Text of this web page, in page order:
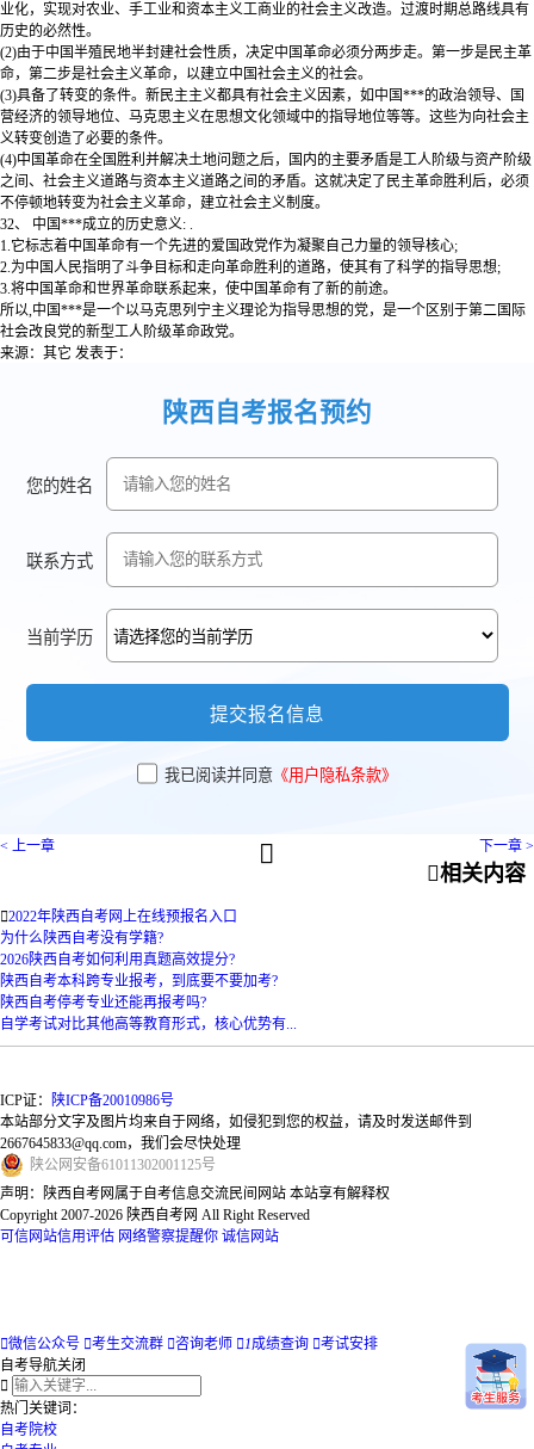
业化，实现对农业、手工业和资本主义工商业的社会主义改造。过渡时期总路线具有
历史的必然性。
(2)由于中国半殖民地半封建社会性质，决定中国革命必须分两步走。第一步是民主革
命，第二步是社会主义革命，以建立中国社会主义的社会。
(3)具备了转变的条件。新民主主义都具有社会主义因素，如中国***的政治领导、国
营经济的领导地位、马克思主义在思想文化领域中的指导地位等等。这些为向社会主
义转变创造了必要的条件。
(4)中国革命在全国胜利并解决土地问题之后，国内的主要矛盾是工人阶级与资产阶级
之间、社会主义道路与资本主义道路之间的矛盾。这就决定了民主革命胜利后，必须
不停顿地转变为社会主义革命，建立社会主义制度。
32、 中国***成立的历史意义: .
1.它标志着中国革命有一个先进的爱国政党作为凝聚自己力量的领导核心;
2.为中国人民指明了斗争目标和走向革命胜利的道路，使其有了科学的指导思想;
3.将中国革命和世界革命联系起来，使中国革命有了新的前途。
所以,中国***是一个以马克思列宁主义理论为指导思想的党，是一个区别于第二国际
社会改良党的新型工人阶级革命政党。
来源：其它 发表于：
陕西自考报名预约
您的姓名
联系方式
当前学历
提交报名信息
我已阅读并同意 《用户隐私条款》
< 上一章  下一章 >
相关内容
2022年陕西自考网上在线预报名入口
为什么陕西自考没有学籍?
2026陕西自考如何利用真题高效提分?
陕西自考本科跨专业报考，到底要不要加考?
陕西自考停考专业还能再报考吗?
自学考试对比其他高等教育形式，核心优势有...
ICP证：
陕ICP备20010986号
本站部分文字及图片均来自于网络，如侵犯到您的权益，请及时发送邮件到
2667645833@qq.com，我们会尽快处理
陕公网安备61011302001125号
声明：陕西自考网属于自考信息交流民间网站 本站享有解释权
Copyright 2007-2026 陕西自考网 All Right Reserved
可信网站信用评估 网络警察提醒你 诚信网站
微信公众号 考生交流群 咨询老师 1成绩查询 考试安排
自考导航关闭

热门关键词：
自考院校